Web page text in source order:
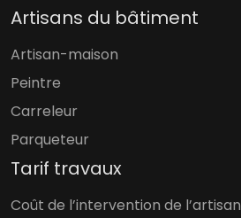
Artisans du bâtiment
Artisan-maison
Peintre
Carreleur
Parqueteur
Tarif travaux
Coût de l’intervention de l’artisan